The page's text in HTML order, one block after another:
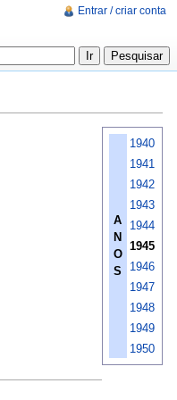
A
N
O
S
1940
1941
1942
1943
1944
1945
1946
1947
1948
1949
1950
Entrar / criar conta